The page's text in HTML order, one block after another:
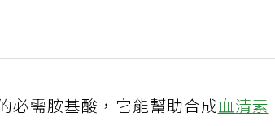
必需胺基酸，它能幫助合成血清素